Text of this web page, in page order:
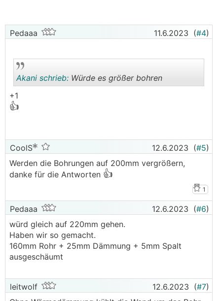
Pedaaa 11.6.2023 (#4)
Akani schrieb: Würde es größer bohren
+1
👍
CoolS 12.6.2023 (#5)
Werden die Bohrungen auf 200mm vergrößern,
danke für die Antworten 👍
1
Pedaaa 12.6.2023 (#6)
würd gleich auf 220mm gehen.
Haben wir so gemacht.
160mm Rohr + 25mm Dämmung + 5mm Spalt
ausgeschäumt
leitwolf 12.6.2023 (#7)